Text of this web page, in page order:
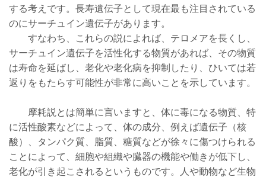
する考えです。長寿遺伝子として現在最も注目されている
のにサーチュイン遺伝子があります。
すなわち、これらの説によれば、テロメアを長くし、
サーチュイン遺伝子を活性化する物質があれば、その物質
は寿命を延ばし、老化や老化病を抑制したり、ひいては若
返りをもたらす可能性が非常に高いことを示しています。
摩耗説とは簡単に言いますと、体に毒になる物質、特
に活性酸素などによって、体の成分、例えば遺伝子（核
酸）、タンパク質、脂質、糖質などが徐々に傷つけられる
ことによって、細胞や組織や臓器の機能や働きが低下し、
老化が引き起こされるというものです。人や動物など生物